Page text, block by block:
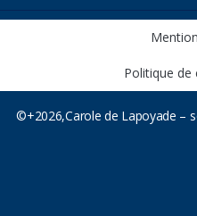
Politique de
©+2026,Carole de Lapoyade –